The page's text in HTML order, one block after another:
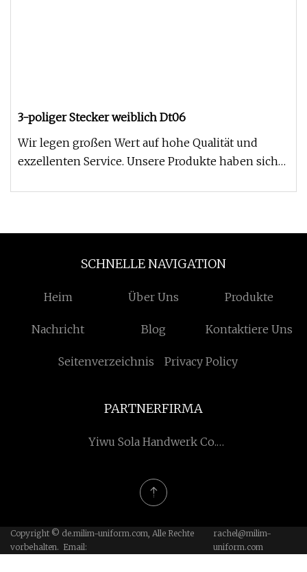
3-poliger Stecker weiblich Dt06
Wir legen großen Wert auf hohe Qualität und
exzellenten Service. Unsere Produkte haben sich
SCHNELLE NAVIGATION
Heim Über Uns Produkte
Nachricht Blog Kontaktiere Uns
Seitenverzeichnis Privacy Policy
PARTNERFIRMA
Yiwu Sola Handwerk Co.,
Copyright © de.milim-uniform.com, Alle Rechte
vorbehalten. Email:
rachel@milim-
uniform.com